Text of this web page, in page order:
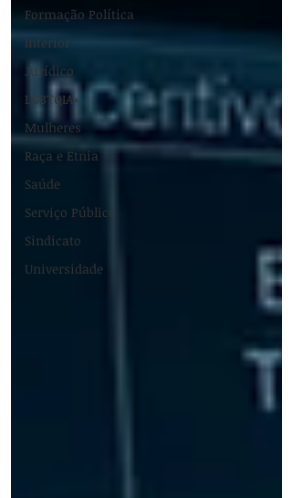
Formação Política
Interior
Jurídico
LGBTQIA+
Mulheres
Raça e Etnia
Saúde
Serviço Público
Sindicato
Universidade